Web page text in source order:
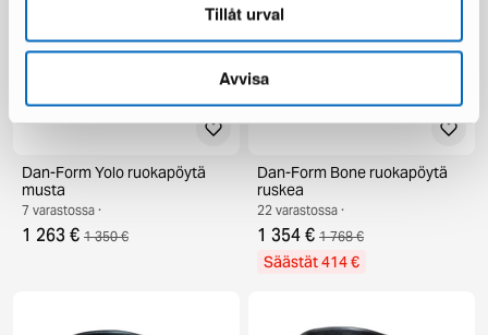
Tillåt urval
Avvisa
Dan-Form Yolo ruokapöytä
musta
7 varastossa ·
1 263 € 1 350 €
Dan-Form Bone ruokapöytä
ruskea
22 varastossa ·
1 354 € 1 768 €
Säästät 414 €